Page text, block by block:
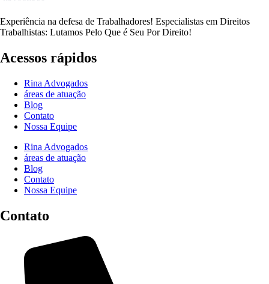
Experiência na defesa de Trabalhadores! Especialistas em Direitos
Trabalhistas: Lutamos Pelo Que é Seu Por Direito!
Acessos rápidos
Rina Advogados
áreas de atuação
Blog
Contato
Nossa Equipe
Rina Advogados
áreas de atuação
Blog
Contato
Nossa Equipe
Contato